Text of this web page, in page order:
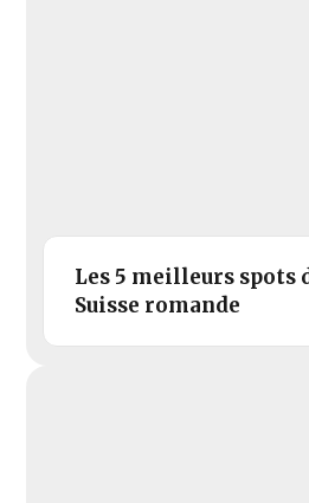
Les 5 meilleurs spots
Suisse romande